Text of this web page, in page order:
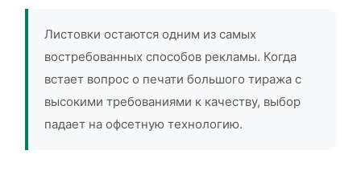
Листовки остаются одним из самых
востребованных способов рекламы. Когда
встает вопрос о печати большого тиража с
высокими требованиями к качеству, выбор
падает на офсетную технологию.